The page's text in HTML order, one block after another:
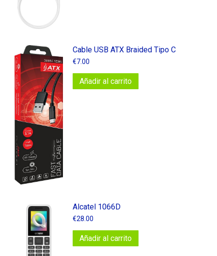
Cable​ USB​ ATX​ Braided​ Tipo​ C
€7.00
Añadir al carrito
Alcatel 1066D
€28.00
Añadir al carrito